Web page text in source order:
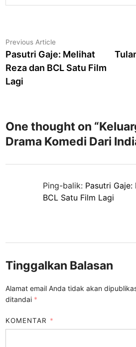
Navigasi
pos
Previous Article
article:
Pasutri Gaje: Melihat
Reza dan BCL Satu Film
Lagi
One thought on “
Drama Komedi Dari
Ping-balik: Pasutri
BCL Satu Film Lagi
Tinggalkan Balasan
Alamat email Anda tidak akan
ditandai *
KOMENTAR *